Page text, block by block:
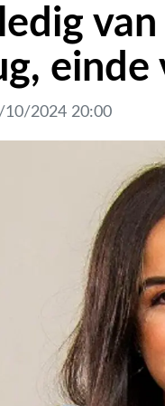
einde
10/2024 20:00